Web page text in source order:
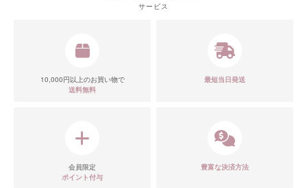
サービス
10,000円以上のお買い物で
送料無料
最短当日発送
会員限定
ポイント付与
豊富な決済方法